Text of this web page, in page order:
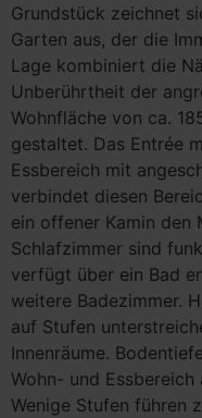
Grundstück zeichnet
Garten aus, der die
Lage kombiniert die
Unberührtheit der
Wohnfläche von ca.
gestaltet. Das Entrée
Essbereich mit
verbindet diesen
ein offener Kamin
Schlafzimmer sind
verfügt über ein Bad
weitere Badezimmer.
auf Stufen
Innenräume.
Wohn- und
Wenige Stufen führen